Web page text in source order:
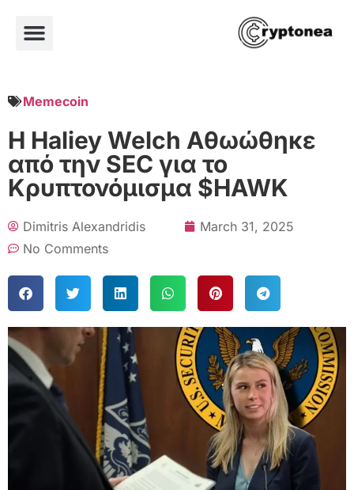
Memecoin
Η Haliey Welch Αθωώθηκε
από την SEC για το
Κρυπτονόμισμα $HAWK
Dimitris Alexandridis
March 31, 2025
No Comments